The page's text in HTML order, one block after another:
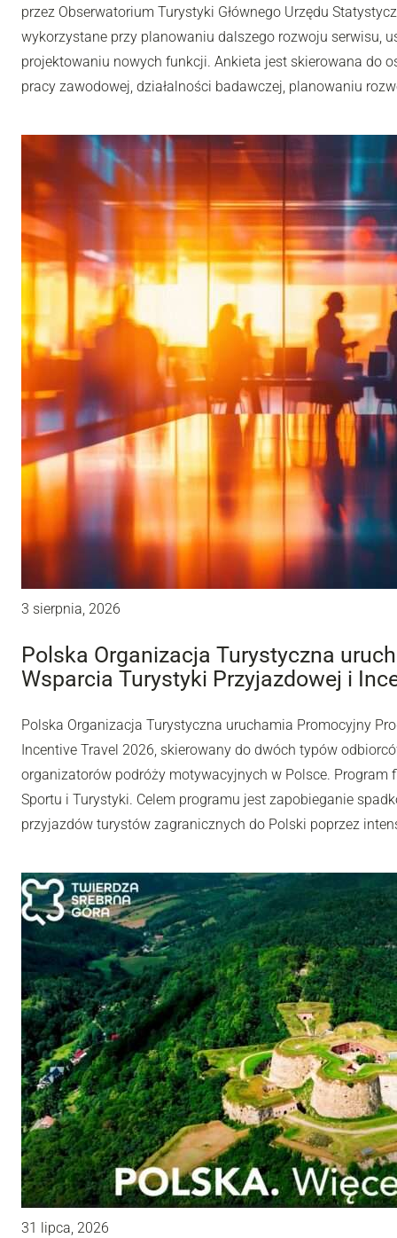
przez Obserwatorium Turystyki Głównego Urzędu
wykorzystane przy planowaniu dalszego rozwoju serwisu,
projektowaniu nowych funkcji. Ankieta jest skierowana do
pracy zawodowej, działalności badawczej, planowaniu
3 sierpnia, 2026
Polska Organizacja Turystyczna
Wsparcia Turystyki Przyjazdowej i
Polska Organizacja Turystyczna uruchamia Promocyjny
Incentive Travel 2026, skierowany do dwóch typów
organizatorów podróży motywacyjnych w Polsce.
Sportu i Turystyki. Celem programu jest zapobieganie
przyjazdów turystów zagranicznych do Polski poprzez
31 lipca, 2026